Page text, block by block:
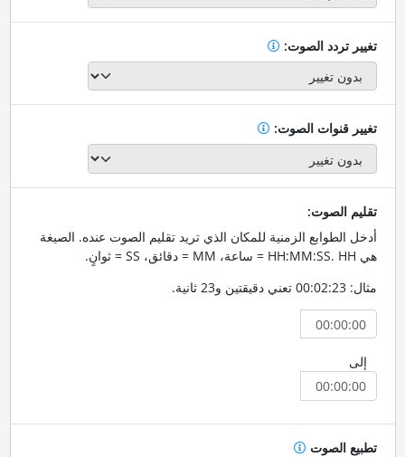
تغيير تردد الصوت:
تغيير قنوات الصوت:
تقليم الصوت:
أدخل الطوابع الزمنية للمكان الذي تريد تقليم الصوت عنده. الصيغة
هي HH:MM:SS. HH = ساعة، MM = دقائق، SS = ثوانٍ.
مثال: 00:02:23 تعني دقيقتين و23 ثانية.
إلى
تطبيع الصوت